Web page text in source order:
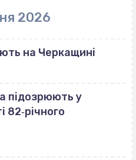
2026
на Черкащині
підозрюють у
82‐річного